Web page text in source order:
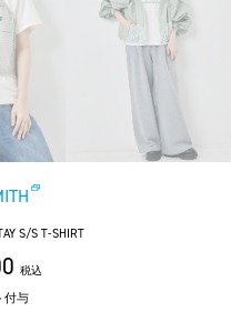
S/S T-SHIRT
税込
付与